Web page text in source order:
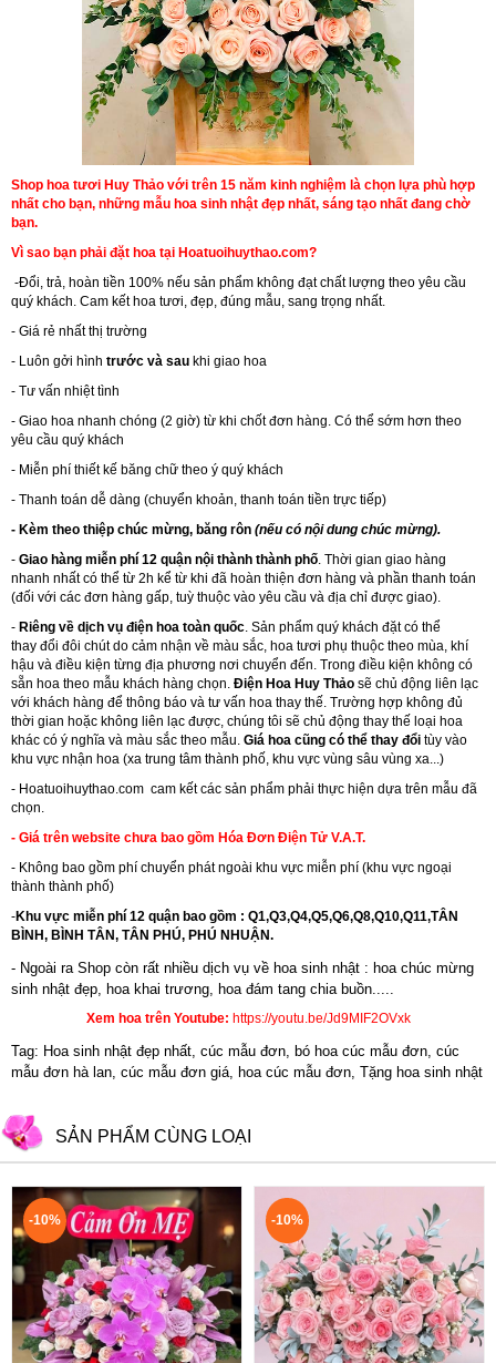
Shop hoa tươi Huy Thảo với trên 15 năm kinh nghiệm là chọn lựa phù hợp
nhất cho bạn, những mẫu hoa sinh nhật đẹp nhất, sáng tạo nhất đang chờ
bạn.
Vì sao bạn phải đặt hoa tại Hoatuoihuythao.com?
-Đổi, trả, hoàn tiền 100% nếu sản phẩm không đạt chất lượng theo yêu cầu
quý khách. Cam kết hoa tươi, đẹp, đúng mẫu, sang trọng nhất.
- Giá rẻ nhất thị trường
- Luôn gởi hình trước và sau khi giao hoa
- Tư vấn nhiệt tình
- Giao hoa nhanh chóng (2 giờ) từ khi chốt đơn hàng. Có thể sớm hơn theo
yêu cầu quý khách
- Miễn phí thiết kế băng chữ theo ý quý khách
- Thanh toán dễ dàng (chuyển khoản, thanh toán tiền trực tiếp)
- Kèm theo thiệp chúc mừng, băng rôn (nếu có nội dung chúc mừng).
- Giao hàng miễn phí 12 quận nội thành thành phố. Thời gian giao hàng
nhanh nhất có thể từ 2h kể từ khi đã hoàn thiện đơn hàng và phần thanh toán
(đối với các đơn hàng gấp, tuỳ thuộc vào yêu cầu và địa chỉ được giao).
- Riêng về dịch vụ điện hoa toàn quốc. Sản phẩm quý khách đặt có thể
thay đổi đôi chút do cảm nhận về màu sắc, hoa tươi phụ thuộc theo mùa, khí
hậu và điều kiện từng địa phương nơi chuyển đến. Trong điều kiện không có
sẵn hoa theo mẫu khách hàng chọn. Điện Hoa Huy Thảo sẽ chủ động liên lạc
với khách hàng để thông báo và tư vấn hoa thay thế. Trường hợp không đủ
thời gian hoặc không liên lạc được, chúng tôi sẽ chủ động thay thế loại hoa
khác có ý nghĩa và màu sắc theo mẫu. Giá hoa cũng có thể thay đổi tùy vào
khu vực nhận hoa (xa trung tâm thành phố, khu vực vùng sâu vùng xa...)
- Hoatuoihuythao.com cam kết các sản phẩm phải thực hiện dựa trên mẫu đã
chọn.
- Giá trên website chưa bao gồm Hóa Đơn Điện Tử V.A.T.
- Không bao gồm phí chuyển phát ngoài khu vực miễn phí (khu vực ngoại
thành thành phố)
-Khu vực miễn phí 12 quận bao gồm : Q1,Q3,Q4,Q5,Q6,Q8,Q10,Q11,TÂN
BÌNH, BÌNH TÂN, TÂN PHÚ, PHÚ NHUẬN.
- Ngoài ra Shop còn rất nhiều dịch vụ về hoa sinh nhật : hoa chúc mừng
sinh nhật đẹp, hoa khai trương, hoa đám tang chia buồn.....
Xem hoa trên Youtube: https://youtu.be/Jd9MIF2OVxk
Tag: Hoa sinh nhật đẹp nhất, cúc mẫu đơn, bó hoa cúc mẫu đơn, cúc
mẫu đơn hà lan, cúc mẫu đơn giá, hoa cúc mẫu đơn, Tặng hoa sinh nhật
SẢN PHẨM CÙNG LOẠI
-10% -10%